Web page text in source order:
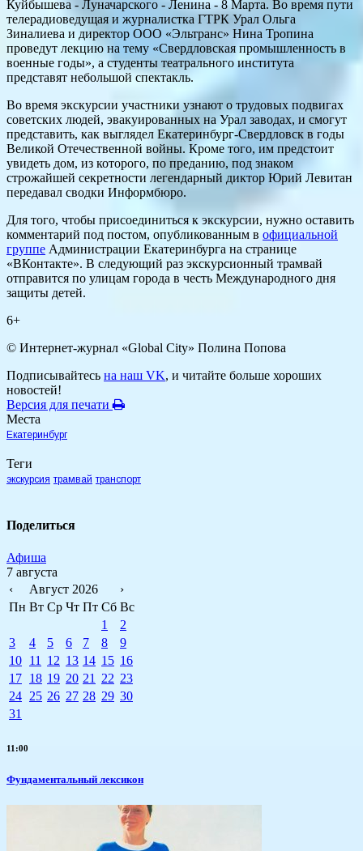
Куйбышева - Луначарского - Ленина - 8 Марта. Во время пути
телерадиоведущая и журналистка ГТРК Урал Ольга
Зиналиева и директор ООО «Эльтранс» Нина Тропина
проведут лекцию на тему «Свердловская промышленность в
военные годы», а студенты театрального института
представят небольшой спектакль.
Во время экскурсии участники узнают о трудовых подвигах
советских людей, эвакуированных на Урал заводах, и смогут
представить, как выглядел Екатеринбург-Свердловск в годы
Великой Отечественной войны. Кроме того, им предстоит
увидеть дом, из которого, по преданию, под знаком
строжайшей секретности легендарный диктор Юрий Левитан
передавал сводки Информбюро.
Для того, чтобы присоединиться к экскурсии, нужно оставить
комментарий под постом, опубликованным в официальной
группе Администрации Екатеринбурга на странице
«ВКонтакте». В следующий раз экскурсионный трамвай
отправится по улицам города в честь Международного дня
защиты детей.
6+
© Интернет-журнал «Global City» Полина Попова
Подписывайтесь на наш VK, и читайте больше хороших
новостей!
Версия для печати
Места
Екатеринбург
Теги
экскурсия трамвай транспорт
Поделиться
Афиша
7 августа
‹
Август 2026
›
Пн Вт Ср Чт Пт Сб Вс
1
2
3
4 5 6 7 8
9
10 11 12 13 14 15 16
17 18 19 20 21 22 23
24 25 26 27 28 29 30
31
11:00
Фундаментальный лексикон